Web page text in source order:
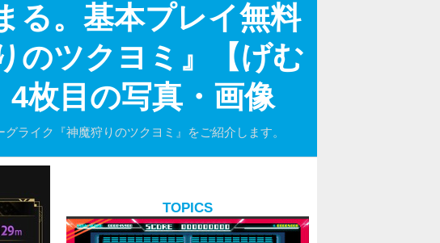
る。基本プレイ無料
のツクヨミ』【げむ
枚目の写真・画像
ライク『神魔狩りのツクヨミ』をご紹介します。
TOPICS